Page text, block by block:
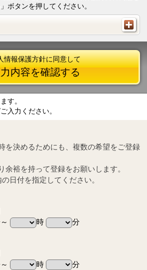
ボタンを押してください。
情報保護方針に同意して
内容を確認する
す。
入力ください。
を決めるためにも、複数の希望をご登録
裕を持って登録をお願いします。
日付を指定してください。
時
分
時 分